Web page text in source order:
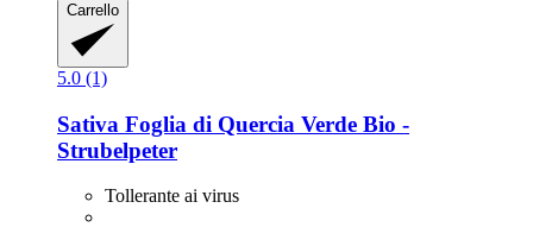
Carrello
5.0 (1)
Sativa Foglia di Quercia Verde Bio -​
Strubelpeter
Tollerante ai virus